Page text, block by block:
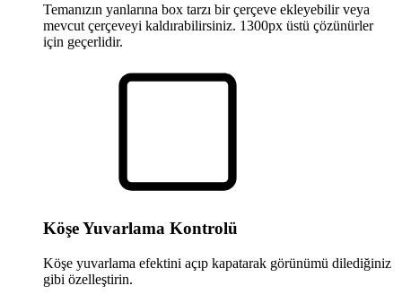
Temanızın yanlarına box tarzı bir çerçeve ekleyebilir veya
mevcut çerçeveyi kaldırabilirsiniz. 1300px üstü çözünürler
için geçerlidir.
Köşe Yuvarlama Kontrolü
Köşe yuvarlama efektini açıp kapatarak görünümü dilediğiniz
gibi özelleştirin.